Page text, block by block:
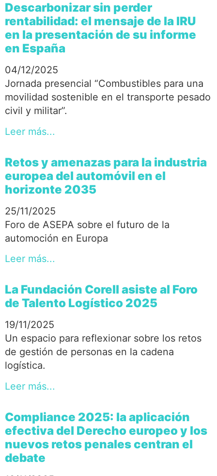
Descarbonizar sin perder
rentabilidad: el mensaje de la IRU
en la presentación de su informe
en España
04/12/2025
Jornada presencial “Combustibles para una
movilidad sostenible en el transporte pesado
civil y militar”.
Leer más...
Retos y amenazas para la industria
europea del automóvil en el
horizonte 2035
25/11/2025
Foro de ASEPA sobre el futuro de la
automoción en Europa
Leer más...
La Fundación Corell asiste al Foro
de Talento Logístico 2025
19/11/2025
Un espacio para reflexionar sobre los retos
de gestión de personas en la cadena
logística.
Leer más...
Compliance 2025: la aplicación
efectiva del Derecho europeo y los
nuevos retos penales centran el
debate